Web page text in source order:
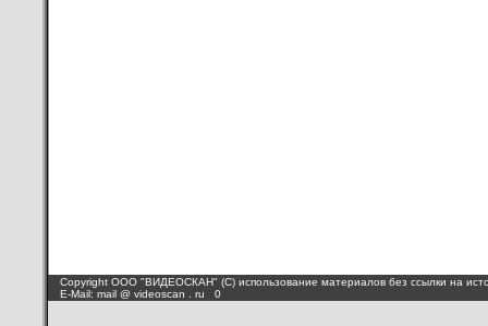
Copyright ООО "ВИДЕОСКАН" (C) использование материалов без ссылки на
E-Mail: mail @ videoscan . ru 0